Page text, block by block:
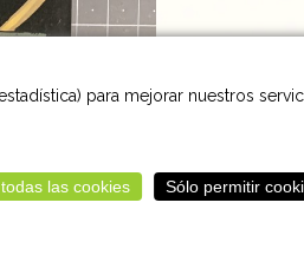
para mejorar nuestros
las cookies Sólo permitir